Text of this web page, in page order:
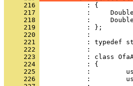
     216
     217
     218
     219
     220
     221
     222
     223
     224
     225
     226